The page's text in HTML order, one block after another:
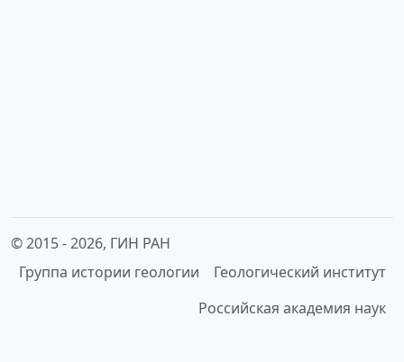
© 2015 -2026, ГИН РАН
Группа истории геологии
Геологический институт
Российская академия наук